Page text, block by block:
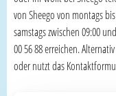
von Sheego von montags
samstags zwischen 09:00
00 56 88 erreichen.
oder nutzt das